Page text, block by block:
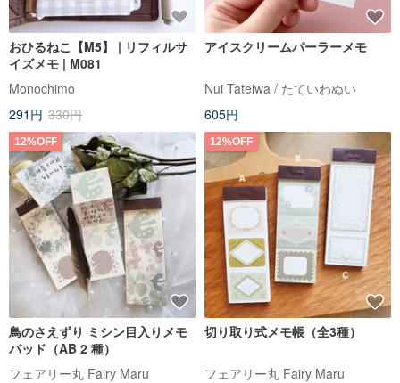
おひるねこ【M5】 | リフィルサ
イズメモ | M081
Monochimo
291円 330円
アイスクリームパーラーメモ
Nui Tateiwa / たていわぬい
605円
12%OFF
鳥のさえずり ミシン目入りメモ
パッド（AB 2 種）
フェアリー丸 Fairy Maru
12%OFF
切り取り式メモ帳（全3種）
フェアリー丸 Fairy Maru